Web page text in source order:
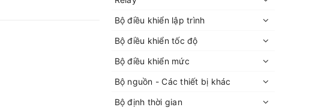
Bộ điều khiển lập trình
Bộ điều khiển tốc độ
Bộ điều khiển mức
Bộ nguồn - Các thiết bị khác
Bộ định thời gian